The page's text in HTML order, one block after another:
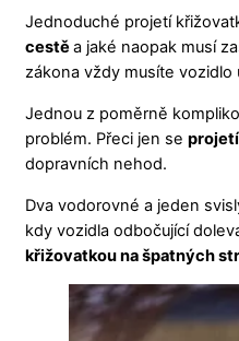
Jednoduché projetí
cestě a jaké naopak musí
zákona vždy musíte
Jednou z poměrně
problém. Přeci jen se
dopravních nehod.
Dva vodorovné a jeden
kdy vozidla odbočující
křižovatkou na špatných